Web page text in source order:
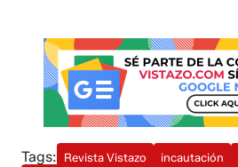
Tags: Revista Vistazo incautación